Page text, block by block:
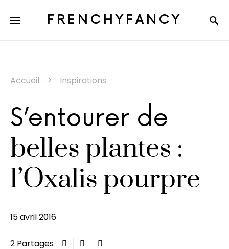
FRENCHYFANCY
Accueil Inspirations
S’entourer de
belles plantes :
l’Oxalis pourpre
15 avril 2016
2 Partages